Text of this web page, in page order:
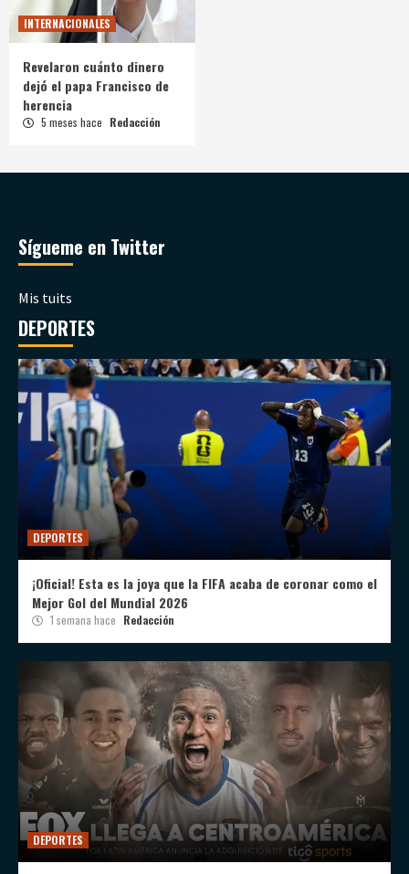
INTERNACIONALES
Revelaron cuánto dinero
dejó el papa Francisco de
herencia
5 meses hace Redacción
Sígueme en Twitter
Mis tuits
DEPORTES
DEPORTES
¡Oficial! Esta es la joya que la FIFA acaba de coronar como el
Mejor Gol del Mundial 2026
1 semana hace Redacción
DEPORTES